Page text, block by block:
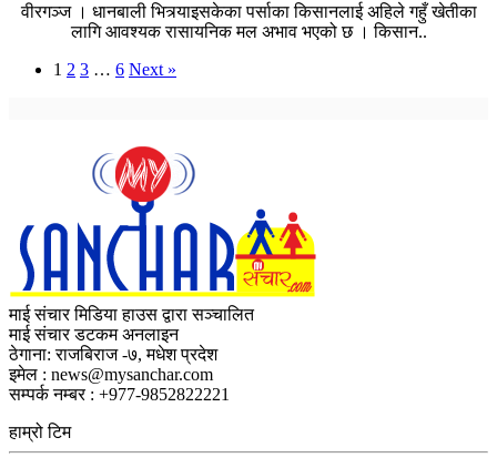
वीरगञ्ज । धानबाली भित्र्याइसकेका पर्साका किसानलाई अहिले गहुँ खेतीका
लागि आवश्यक रासायनिक मल अभाव भएको छ । किसान..
1 2 3 … 6 Next »
माई संचार मिडिया हाउस द्वारा सञ्चालित
माई संचार डटकम अनलाइन
ठेगाना: राजबिराज -७, मधेश प्रदेश
इमेल : news@mysanchar.com
सम्पर्क नम्बर : +977-9852822221
हाम्रो टिम